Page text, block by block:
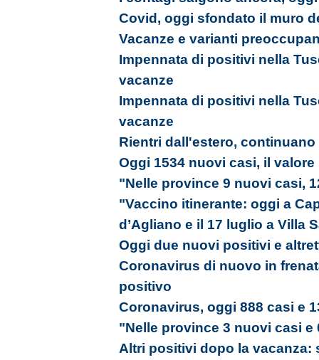
Covid, oggi sfondato il muro
Vacanze e varianti
Impennata di positivi nella
vacanze
Impennata di positivi nella
vacanze
Rientri dall'estero,
Oggi 1534 nuovi casi, il
"Nelle province 9 nuovi casi,
"Vaccino itinerante: oggi a
d’Agliano e il 17 luglio a Villa
Oggi due nuovi positivi e
Coronavirus di nuovo in
positivo
Coronavirus, oggi 888 casi e
"Nelle province 3 nuovi casi
Altri positivi dopo la vacanza: